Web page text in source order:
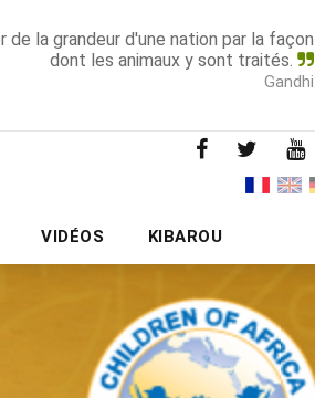
de la grandeur d'une nation par la façon
dont les animaux y sont traités.
Gandhi
VIDÉOS KIBAROU